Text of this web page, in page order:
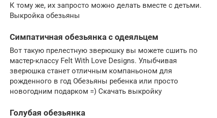
К тому же, их запросто можно делать вместе с детьми.
Выкройка обезьяны
Симпатичная обезьянка с одеяльцем
Вот такую прелестную зверюшку вы можете сшить по
мастер-классу Felt With Love Designs. Улыбчивая
зверюшка станет отличным компаньоном для
рожденного в год Обезьяны ребенка или просто
новогодним подарком =) Скачать выкройку
Голубая обезьянка